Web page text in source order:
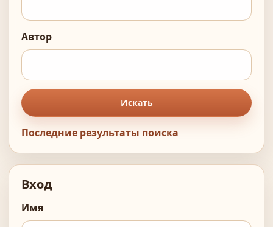
Автор
Искать
Последние результаты поиска
Вход
Имя